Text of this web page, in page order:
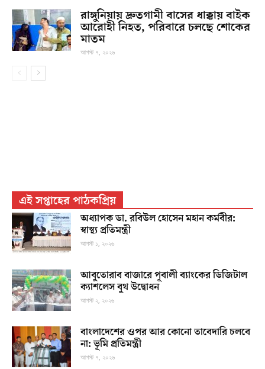
রাঙ্গুনিয়ায় দ্রুতগামী বাসের ধাক্কায় বাইক
আরোহী নিহত, পরিবারে চলছে শোকের
মাতম
আগস্ট ৭, ২০২৬
এই সপ্তাহের পাঠকপ্রিয়
অধ্যাপক ডা. রবিউল হোসেন মহান কর্মবীর:
স্বাস্থ্য প্রতিমন্ত্রী
আগস্ট ১, ২০২৬
আবুতোরাব বাজারে পূবালী ব্যাংকের ডিজিটাল
ক্যাশলেস বুথ উদ্বোধন
আগস্ট ২, ২০২৬
বাংলাদেশের ওপর আর কোনো তাবেদারি চলবে
না: ভূমি প্রতিমন্ত্রী
আগস্ট ৭, ২০২৬